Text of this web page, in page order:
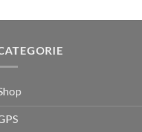
era:
è: